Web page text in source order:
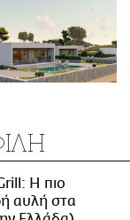
Η πιο
αυλή στα